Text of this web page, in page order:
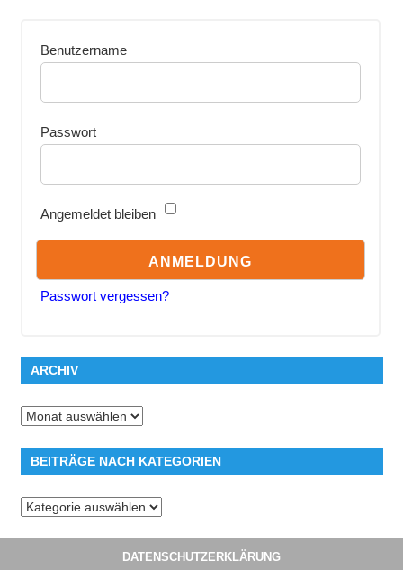
Benutzername
Passwort
Angemeldet bleiben
Passwort vergessen?
ARCHIV
Archiv
BEITRÄGE NACH KATEGORIEN
Beiträge
DATENSCHUTZERKLÄRUNG